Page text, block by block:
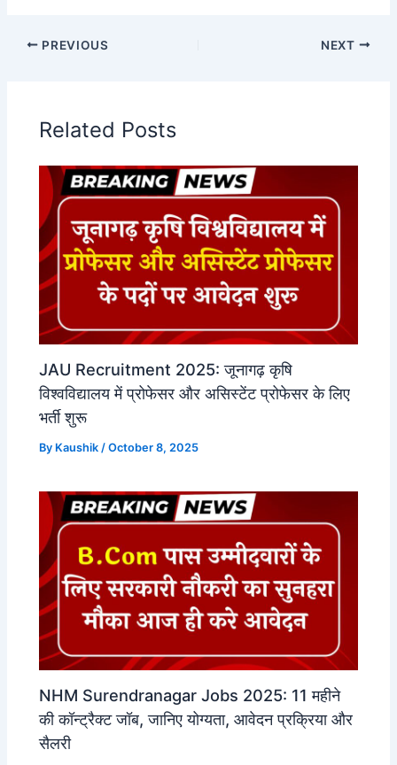
PREVIOUS NEXT
Related Posts
JAU Recruitment 2025: जूनागढ़ कृषि
विश्वविद्यालय में प्रोफेसर और असिस्टेंट प्रोफेसर के लिए
भर्ती शुरू
By Kaushik /October 8, 2025
NHM Surendranagar Jobs 2025: 11 महीने
की कॉन्ट्रैक्ट जॉब, जानिए योग्यता, आवेदन प्रक्रिया और
सैलरी